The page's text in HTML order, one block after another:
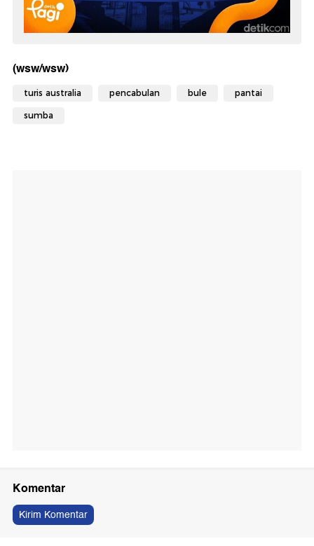
(wsw/wsw)
turis australia pencabulan bule pantai
sumba
Komentar
Kirim Komentar